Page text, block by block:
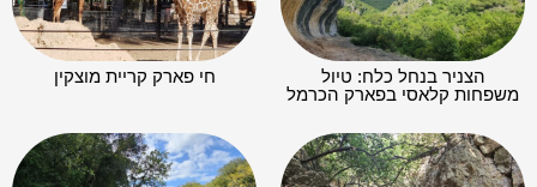
הצניר בנחל כלח: טיול
משפחות קלאסי בפארק הכרמל
חי פארק קריית מוצקין